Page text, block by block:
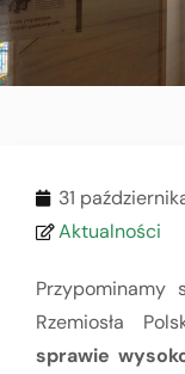
31
Aktualności
Przypominamy
Rzemiosła
sprawie